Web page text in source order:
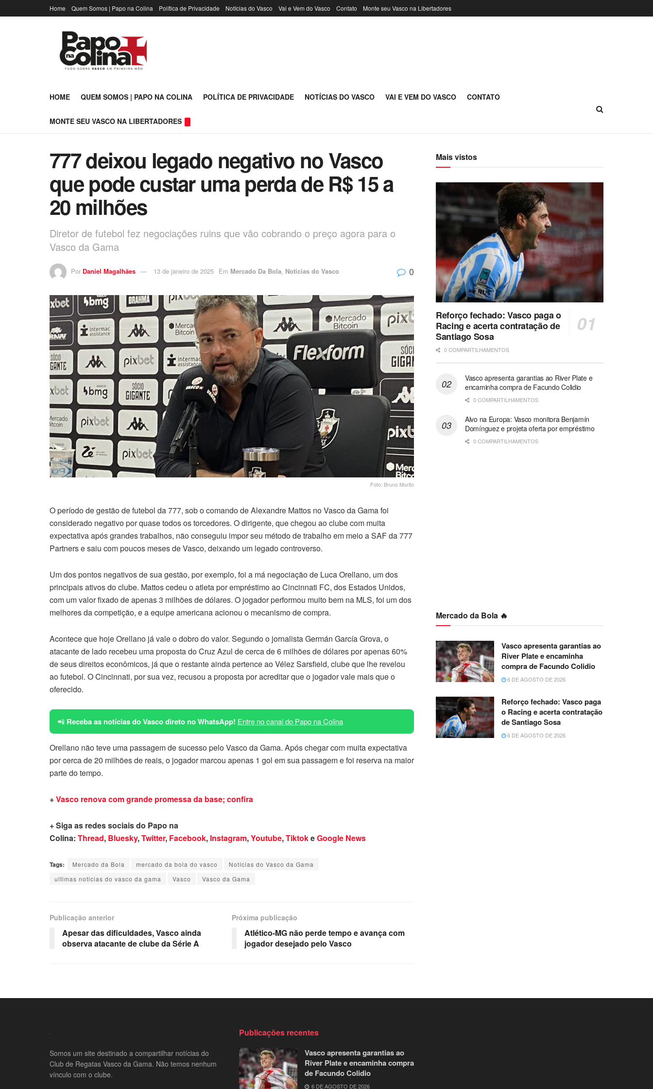
Home Quem Somos | Papo na Colina Política de Privacidade Notícias do Vasco Vai e Vem do Vasco Contato Monte seu Vasco na Libertadores
HOME QUEM SOMOS | PAPO NA COLINA POLÍTICA DE PRIVACIDADE NOTÍCIAS DO VASCO VAI E VEM DO VASCO CONTATO
MONTE SEU VASCO NA LIBERTADORES
777 deixou legado negativo no Vasco
que pode custar uma perda de R$ 15 a
20 milhões
Diretor de futebol fez negociações ruins que vão cobrando o preço agora para o
Vasco da Gama
Por Daniel Magalhães 13 de janeiro de 2025 Em Mercado Da Bola, Notícias do Vasco 0
Foto: Bruno Murito
O período de gestão de futebol da 777, sob o comando de Alexandre Mattos no Vasco da Gama foi
considerado negativo por quase todos os torcedores. O dirigente, que chegou ao clube com muita
expectativa após grandes trabalhos, não conseguiu impor seu método de trabalho em meio a SAF da 777
Partners e saiu com poucos meses de Vasco, deixando um legado controverso.
Um dos pontos negativos de sua gestão, por exemplo, foi a má negociação de Luca Orellano, um dos
principais ativos do clube. Mattos cedeu o atleta por empréstimo ao Cincinnati FC, dos Estados Unidos,
com um valor fixado de apenas 3 milhões de dólares. O jogador performou muito bem na MLS, foi um dos
melhores da competição, e a equipe americana acionou o mecanismo de compra.
Acontece que hoje Orellano já vale o dobro do valor. Segundo o jornalista Germán García Grova, o
atacante de lado recebeu uma proposta do Cruz Azul de cerca de 6 milhões de dólares por apenas 60%
de seus direitos econômicos, já que o restante ainda pertence ao Vélez Sarsfield, clube que lhe revelou
ao futebol. O Cincinnati, por sua vez, recusou a proposta por acreditar que o jogador vale mais que o
oferecido.
📲 Receba as notícias do Vasco direto no WhatsApp! Entre no canal do Papo na Colina
Orellano não teve uma passagem de sucesso pelo Vasco da Gama. Após chegar com muita expectativa
por cerca de 20 milhões de reais, o jogador marcou apenas 1 gol em sua passagem e foi reserva na maior
parte do tempo.
+Vasco renova com grande promessa da base; confira
+ Siga as redes sociais do Papo na
Colina: Thread, Bluesky,Twitter, Facebook, Instagram,Youtube,TiktokeGoogle News
Tags: Mercado da Bola mercado da bola do vasco
Notícias do Vasco da Gama
ultimas noticias do vasco da gama
Vasco Vasco da Gama
Publicação anterior
Apesar das dificuldades, Vasco ainda
observa atacante de clube da Série A
Próxima publicação
Atlético-MG não perde tempo e avança com
jogador desejado pelo Vasco
Mais vistos
Reforço fechado: Vasco paga o
Racing e acerta contratação de
Santiago Sosa
0 COMPARTILHAMENTOS
Vasco apresenta garantias ao River Plate e
encaminha compra de Facundo Colidio
0 COMPARTILHAMENTOS
Alvo na Europa: Vasco monitora Benjamín
Domínguez e projeta oferta por empréstimo
0 COMPARTILHAMENTOS
Mercado da Bola 🔥
Vasco apresenta garantias ao
River Plate e encaminha
compra de Facundo Colidio
6 DE AGOSTO DE 2026
Reforço fechado: Vasco paga
o Racing e acerta contratação
de Santiago Sosa
6 DE AGOSTO DE 2026
Somos um site destinado a compartilhar notícias do
Club de Regatas Vasco da Gama. Não temos nenhum
vínculo com o clube.
Publicações recentes
Vasco apresenta garantias ao
River Plate e encaminha compra
de Facundo Colidio
6 DE AGOSTO DE 2026